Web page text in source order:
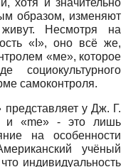
хотя и значительно
образом, изменяют
Несмотря на
«I», оно всё же,
«ме», которое
самоконтроля.
у Дж. Г.
«me» - это лишь
на особенности
учёный
индивидуальность